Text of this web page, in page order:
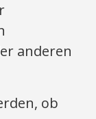
anderen
ob